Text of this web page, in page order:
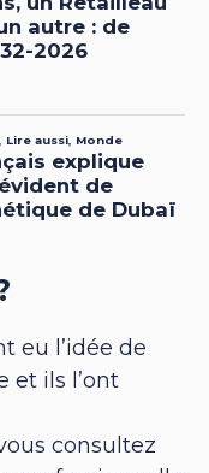
eu l’idée de
et ils l’ont
consultez